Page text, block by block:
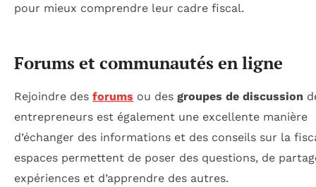
pour mieux comprendre leur cadre fiscal.
Forums et communautés en ligne
Rejoindre des forums ou des groupes de discussion
entrepreneurs est également une excellente manière
d’échanger des informations et des conseils sur la
espaces permettent de poser des questions, de
expériences et d’apprendre des autres.